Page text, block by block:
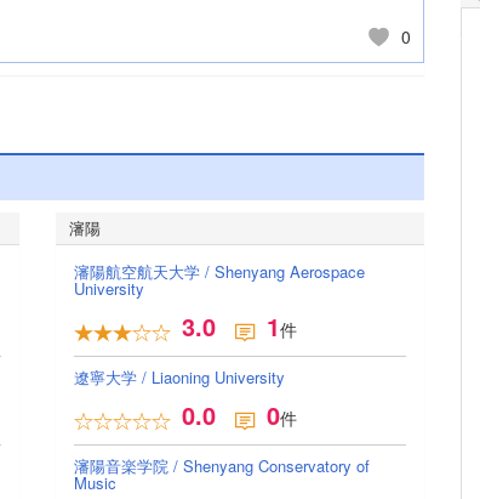
0
瀋陽
瀋陽航空航天大学 / Shenyang Aerospace
University
3.0 1件
遼寧大学 / Liaoning University
0.0 0件
瀋陽音楽学院 / Shenyang Conservatory of
Music